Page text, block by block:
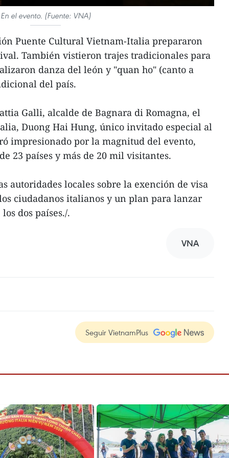
En el evento. (Fuente: VNA)
Puente Cultural Vietnam-Italia prepararon
También vistieron trajes tradicionales para
danza del león y "quan ho" (canto a
del país.
Galli, alcalde de Bagnara di Romagna, el
Duong Hai Hung, único invitado especial al
impresionado por la magnitud del evento,
23 países y más de 20 mil visitantes.
autoridades locales sobre la exención de visa
ciudadanos italianos y un plan para lanzar
dos países./.
VNA
Seguir VietnamPlus